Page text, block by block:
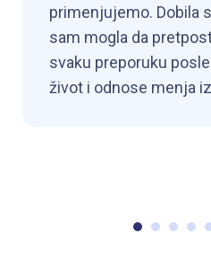
primenjujemo. Dobila
sam mogla da
svaku preporuku
život i odnose menja